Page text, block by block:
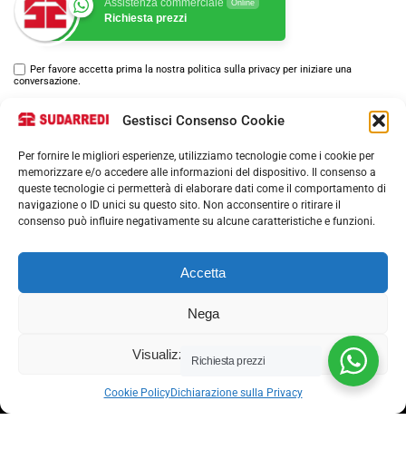
Gestisci Consenso Cookie
Per fornire le migliori esperienze, utilizziamo tecnologie come i cookie per
memorizzare e/o accedere alle informazioni del dispositivo. Il consenso a
queste tecnologie ci permetterà di elaborare dati come il comportamento di
navigazione o ID unici su questo sito. Non acconsentire o ritirare il
consenso può influire negativamente su alcune caratteristiche e funzioni.
Accetta
Nega
Visualizza le preferenze
Cookie PolicyDichiarazione sulla Privacy
Online
Richiesta prezzi
Per favore accetta prima la nostra politica sulla privacy per iniziare una
conversazione.
Via nazionale 357, Nocera Superiore 84015​
Richiesta prezzi